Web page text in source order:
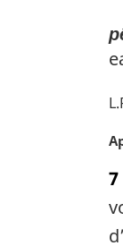
l
e
N
t
e
7